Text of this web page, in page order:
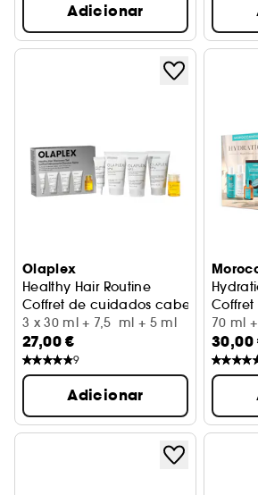
Adicionar
Olaplex
Healthy Hair Routine
Coffret de cuidados cabelo mini
3 x 30 ml + 7,5 ml + 5 ml
27,00 €
9
Adicionar
70 ml
30 ml
30,00